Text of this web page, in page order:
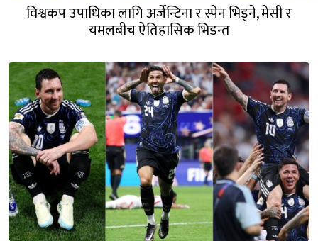
विश्वकप उपाधिका लागि अर्जेन्टिना र स्पेन भिड्ने, मेसी र
यमलबीच ऐतिहासिक भिडन्त